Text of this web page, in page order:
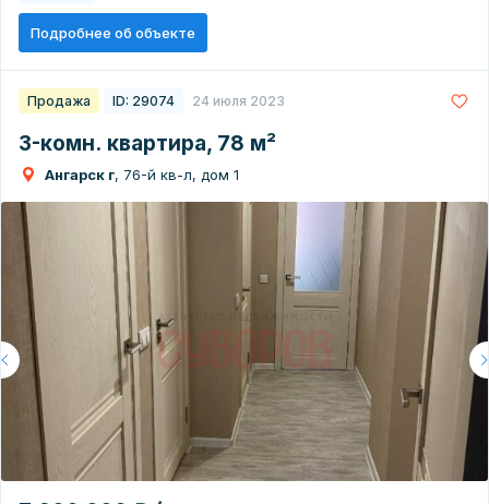
Подробнее об объекте
Продажа ID: 29074 24 июля 2023
3-комн. квартира, 78 м²
Ангарск г, 76-й кв-л, дом 1